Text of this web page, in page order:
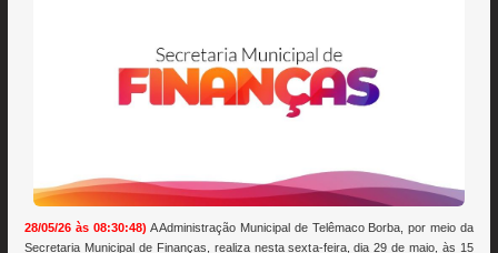
28/05/26 às 08:30:48) A Administração Municipal de Telêmaco Borba, por meio da
Secretaria Municipal de Finanças, realiza nesta sexta-feira, dia 29 de maio, às 15